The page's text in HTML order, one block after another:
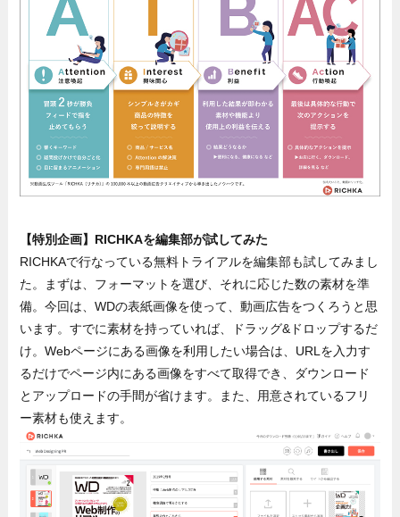
【特別企画】RICHKAを編集部が試してみた
RICHKAで行なっている無料トライアルを編集部も試してみまし
た。まずは、フォーマットを選び、それに応じた数の素材を準
備。今回は、WDの表紙画像を使って、動画広告をつくろうと思
います。すでに素材を持っていれば、ドラッグ&ドロップするだ
け。Webページにある画像を利用したい場合は、URLを入力す
るだけでページ内にある画像をすべて取得でき、ダウンロード
とアップロードの手間が省けます。また、用意されているフリ
ー素材も使えます。